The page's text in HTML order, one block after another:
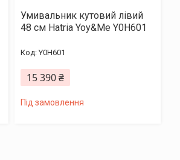
Умивальник кутовий лівий
48 см Hatria Yoy&Me Y0H601
Y0H601
15 390 ₴
Під замовлення